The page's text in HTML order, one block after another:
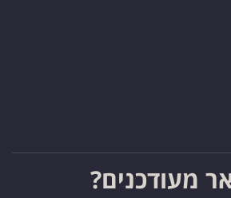
מעודכנים?